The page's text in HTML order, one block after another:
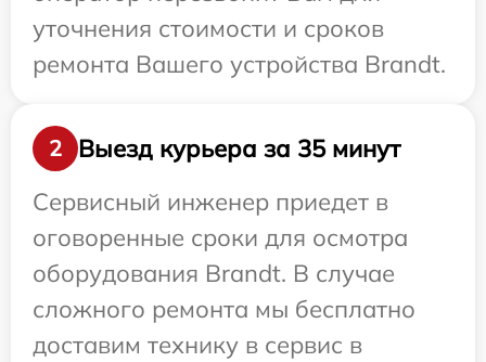
уточнения стоимости и сроков
ремонта Вашего устройства Brandt.
2
Выезд курьера за 35 минут
Сервисный инженер приедет в
оговоренные сроки для осмотра
оборудования Brandt. В случае
сложного ремонта мы бесплатно
доставим технику в сервис в